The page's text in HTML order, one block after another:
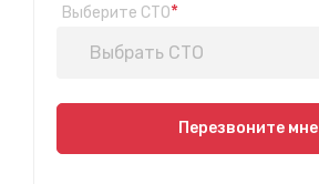
Выберите СТО*
Выбрать СТО
Показать на карте
Перезвоните мне